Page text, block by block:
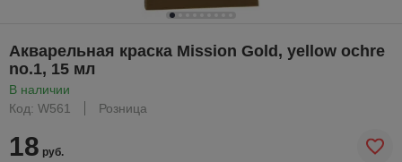
Акварельная краска Mission Gold, yellow ochre
no.1, 15 мл
В наличии
Код: W561
Розница
18 руб.